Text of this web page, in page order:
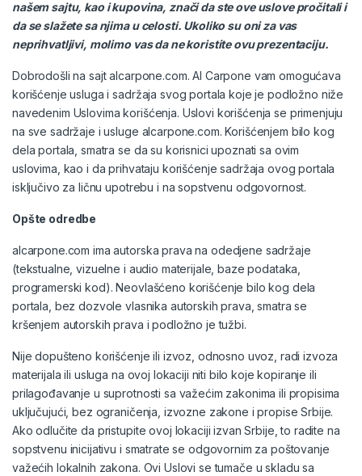
našem sajtu, kao i kupovina, znači da ste ove uslove pročitali i
da se slažete sa njima u celosti. Ukoliko su oni za vas
neprihvatljivi, molimo vas da ne koristite ovu prezentaciju.
Dobrodošli na sajt alcarpone.com. Al Carpone vam omogućava
korišćenje usluga i sadržaja svog portala koje je podložno niže
navedenim Uslovima korišćenja. Uslovi korišćenja se primenjuju
na sve sadržaje i usluge alcarpone.com. Korišćenjem bilo kog
dela portala, smatra se da su korisnici upoznati sa ovim
uslovima, kao i da prihvataju korišćenje sadržaja ovog portala
isključivo za ličnu upotrebu i na sopstvenu odgovornost.
Opšte odredbe
alcarpone.com ima autorska prava na odedjene sadržaje
(tekstualne, vizuelne i audio materijale, baze podataka,
programerski kod). Neovlašćeno korišćenje bilo kog dela
portala, bez dozvole vlasnika autorskih prava, smatra se
kršenjem autorskih prava i podložno je tužbi.
Nije dopušteno korišćenje ili izvoz, odnosno uvoz, radi izvoza
materijala ili usluga na ovoj lokaciji niti bilo koje kopiranje ili
prilagođavanje u suprotnosti sa važećim zakonima ili propisima
uključujući, bez ograničenja, izvozne zakone i propise Srbije.
Ako odlučite da pristupite ovoj lokaciji izvan Srbije, to radite na
sopstvenu inicijativu i smatrate se odgovornim za poštovanje
važećih lokalnih zakona. Ovi Uslovi se tumače u skladu sa